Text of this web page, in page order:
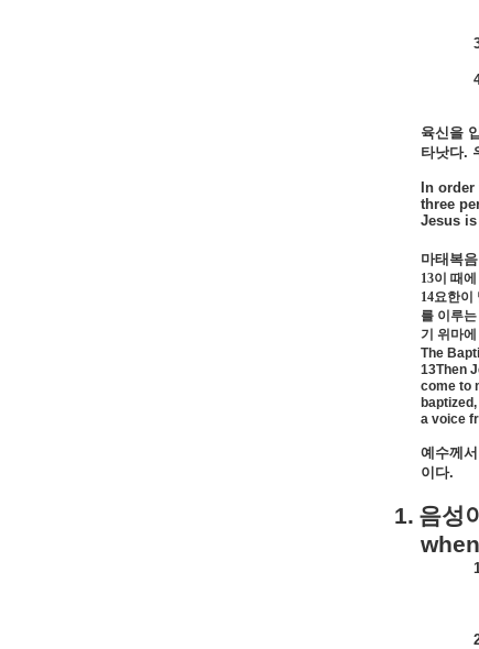
육신을
타낫다.
In
three
Jesus
마태복음
13이 때
14요한이
를 이루
기 위마
The
13Then
come to
a voice
예수께서
이다.
1. 음성이